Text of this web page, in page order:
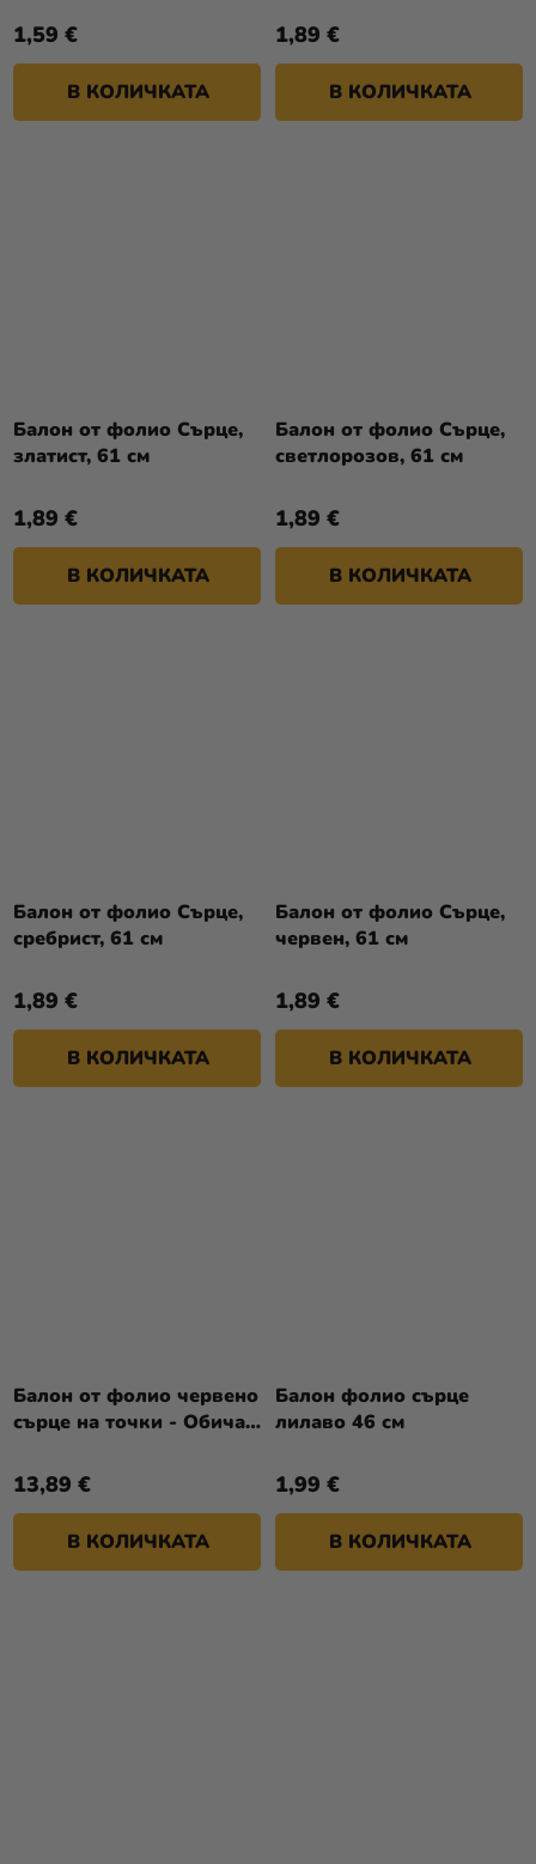
1,59 €
В КОЛИЧКАТА
1,89 €
В КОЛИЧКАТА
Балон от фолио Сърце,
златист, 61 см
1,89 €
В КОЛИЧКАТА
Балон от фолио Сърце,
светлорозов, 61 см
1,89 €
В КОЛИЧКАТА
Балон от фолио Сърце,
сребрист, 61 см
1,89 €
В КОЛИЧКАТА
Балон от фолио Сърце,
червен, 61 см
1,89 €
В КОЛИЧКАТА
Балон от фолио червено
сърце на точки - Обичам
13,89 €
В КОЛИЧКАТА
Балон фолио сърце
лилаво 46 см
1,99 €
В КОЛИЧКАТА